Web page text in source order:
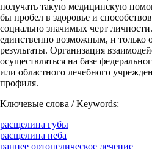
получать такую медицинскую
бы пробел в здоровье и
социально значимых черт
единственно возможным, и только
результаты. Организация
осуществляться на базе
или областного лечебного
профиля.
Ключевые слова / Keywords:
расщелина губы
расщелина неба
раннее ортопедическое лечение